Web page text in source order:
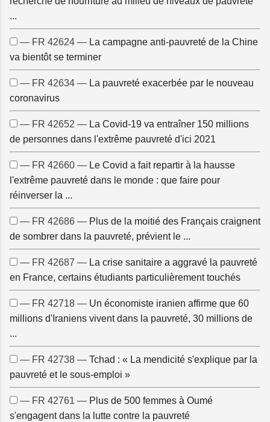
...
— FR 42624 — La campagne anti-pauvreté de la Chine
va bientôt se terminer
— FR 42634 — La pauvreté exacerbée par le nouveau
coronavirus
— FR 42652 — La Covid-19 va entraîner 150 millions
de personnes dans l'extrême pauvreté d'ici 2021
— FR 42660 — Le Covid a fait repartir à la hausse
l'extrême pauvreté dans le monde : que faire pour
réinverser la ...
— FR 42686 — Plus de la moitié des Français craignent
de sombrer dans la pauvreté, prévient le ...
— FR 42687 — La crise sanitaire a aggravé la pauvreté
en France, certains étudiants particulièrement touchés
— FR 42718 — Un économiste iranien affirme que 60
millions d'Iraniens vivent dans la pauvreté, 30 millions de
...
— FR 42738 — Tchad : « La mendicité s'explique par la
pauvreté et le sous-emploi »
— FR 42761 — Plus de 500 femmes à Oumé
s'engagent dans la lutte contre la pauvreté